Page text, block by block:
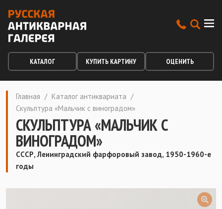
КАТАЛОГ КУПИТЬ КАРТИНУ ОЦЕНИТЬ
Главная / Каталог антиквариата /
Скульптура «Мальчик с виноградом»
СКУЛЬПТУРА «МАЛЬЧИК С
ВИНОГРАДОМ»
СССР, Ленинградский фарфоровый завод, 1950-1960-е
годы